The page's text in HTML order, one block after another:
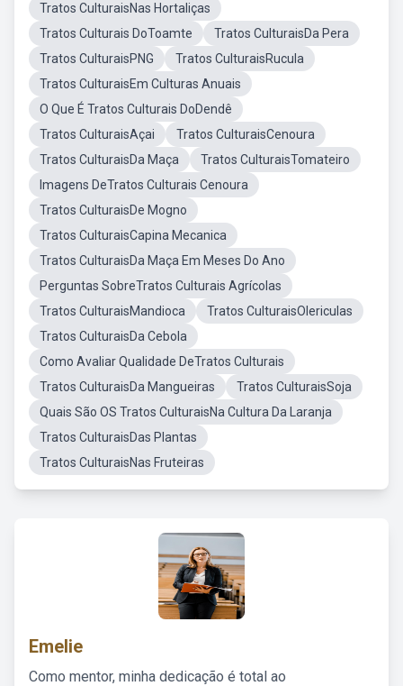
Tratos CulturaisNas Hortaliças
Tratos Culturais DoToamte
Tratos CulturaisDa Pera
Tratos CulturaisPNG
Tratos CulturaisRucula
Tratos CulturaisEm Culturas Anuais
O Que É Tratos Culturais DoDendê
Tratos CulturaisAçai
Tratos CulturaisCenoura
Tratos CulturaisDa Maça
Tratos CulturaisTomateiro
Imagens DeTratos Culturais Cenoura
Tratos CulturaisDe Mogno
Tratos CulturaisCapina Mecanica
Tratos CulturaisDa Maça Em Meses Do Ano
Perguntas SobreTratos Culturais Agrícolas
Tratos CulturaisMandioca
Tratos CulturaisOlericulas
Tratos CulturaisDa Cebola
Como Avaliar Qualidade DeTratos Culturais
Tratos CulturaisDa Mangueiras
Tratos CulturaisSoja
Quais São OS Tratos CulturaisNa Cultura Da Laranja
Tratos CulturaisDas Plantas
Tratos CulturaisNas Fruteiras
Emelie
Como mentor, minha dedicação é total ao